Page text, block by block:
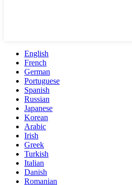
English
French
German
Portuguese
Spanish
Russian
Japanese
Korean
Arabic
Irish
Greek
Turkish
Italian
Danish
Romanian